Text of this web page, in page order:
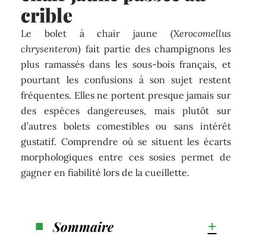
crible
Le bolet à chair jaune (Xerocomellus
chrysenteron) fait partie des champignons les
plus ramassés dans les sous-bois français, et
pourtant les confusions à son sujet restent
fréquentes. Elles ne portent presque jamais sur
des espèces dangereuses, mais plutôt sur
d’autres bolets comestibles ou sans intérêt
gustatif. Comprendre où se situent les écarts
morphologiques entre ces sosies permet de
gagner en fiabilité lors de la cueillette.
Sommaire